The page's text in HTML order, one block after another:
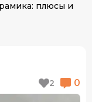
плюсы и
2 0